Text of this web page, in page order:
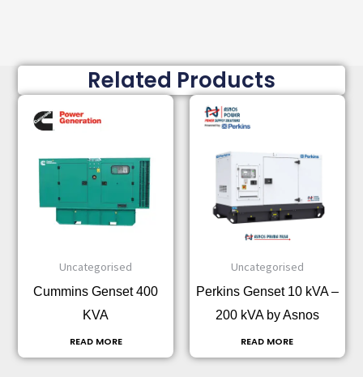
Related Products
Uncategorised
Cummins Genset 400
KVA
READ MORE
Uncategorised
Perkins Genset 10 kVA –
200 kVA by Asnos
READ MORE